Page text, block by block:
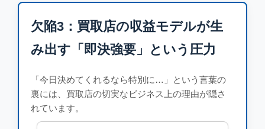
欠陥3：買取店の収益モデルが生
み出す「即決強要」という圧力
「今日決めてくれるなら特別に…」という言葉の
裏には、買取店の切実なビジネス上の理由が隠さ
れています。